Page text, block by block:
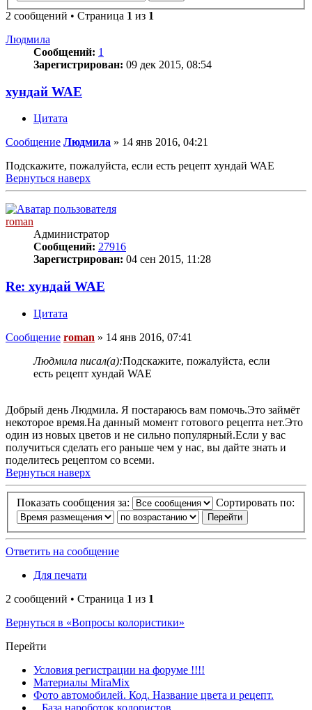
2 сообщений • Страница 1 из 1
Людмила
Сообщений: 1
Зарегистрирован: 09 дек 2015, 08:54
хундай WAE
Цитата
Сообщение Людмила » 14 янв 2016, 04:21
Подскажите, пожалуйста, если есть рецепт хундай WAE
Вернуться наверх
roman
Администратор
Сообщений: 27916
Зарегистрирован: 04 сен 2015, 11:28
Re: хундай WAE
Цитата
Сообщение roman » 14 янв 2016, 07:41
Людмила писал(а):Подскажите, пожалуйста, если
есть рецепт хундай WAE
Добрый день Людмила. Я постараюсь вам помочь.Это займёт
некоторое время.На данный момент готового рецепта нет.Это
один из новых цветов и не сильно популярный.Если у вас
получиться сделать его раньше чем у нас, вы дайте знать и
поделитесь рецептом со всеми.
Вернуться наверх
Показать сообщения за: Сортировать по:
Ответить на сообщение
Для печати
2 сообщений • Страница 1 из 1
Вернуться в «Вопросы колористики»
Перейти
Условия регистрации на форуме !!!!
Материалы MiraMix
Фото автомобилей. Код. Название цвета и рецепт.